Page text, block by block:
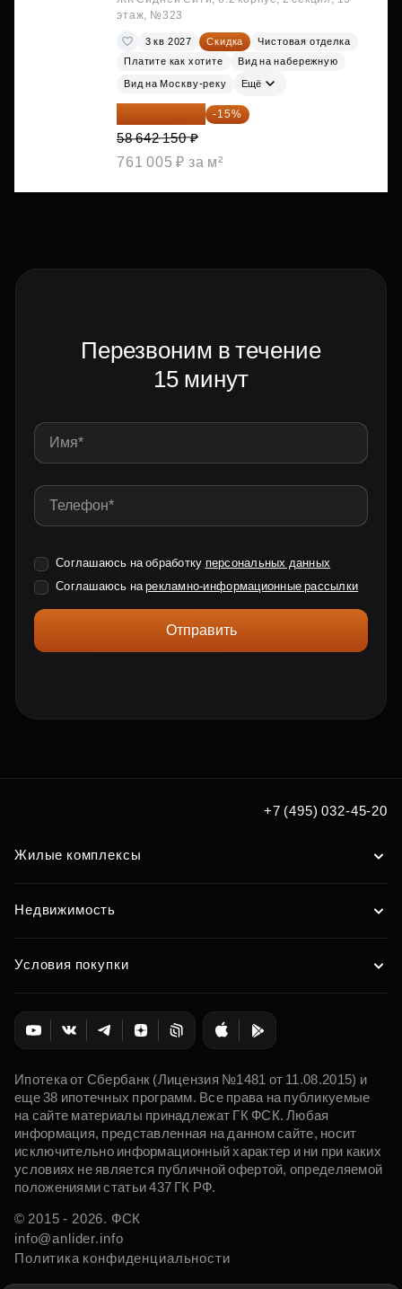
этаж, №323
3 кв 2027 Скидка
Чистовая отделка
Платите как хотите
Вид на набережную
Вид на Москву-реку Ещё
49 845 828 ₽ -15%
58 642 150 ₽
761 005 ₽ за м²
Перезвоним в течение
15 минут
Соглашаюсь на обработку персональных данных
Соглашаюсь нарекламно-информационные рассылки
Отправить
+7 (495) 032-45-20
Жилые комплексы
Недвижимость
Условия покупки
Ипотека от Сбербанк (Лицензия №1481 от 11.08.2015) и
еще 38 ипотечных программ. Все права на публикуемые
на сайте материалы принадлежат ГК ФСК. Любая
информация, представленная на данном сайте, носит
исключительно информационный характер и ни при каких
условиях не является публичной офертой, определяемой
положениями статьи 437 ГК РФ.
© 2015 - 2026. ФСК
info@anlider.info
Политика конфиденциальности